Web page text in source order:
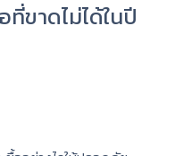
ขาดไม่ได้ในปี